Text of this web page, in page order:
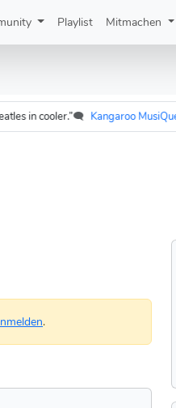
Playlist Mitmachen
in cooler.”🗨️ Kangaroo MusiQue zu
.